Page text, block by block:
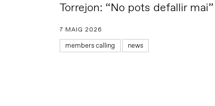
Torrejon: “No pots defallir mai”
7 MAIG 2026
members calling news